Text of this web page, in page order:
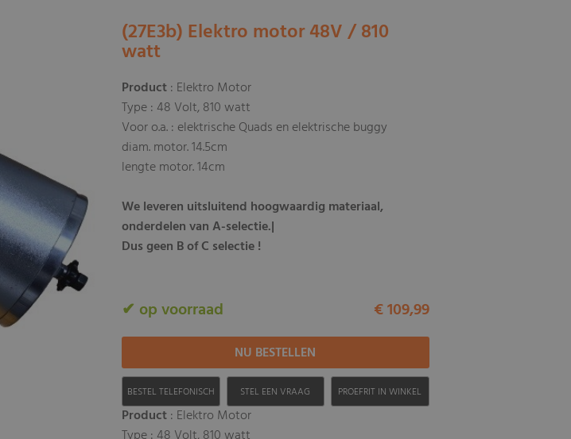
(27E3b) Elektro motor 48V / 810
watt
Product: Elektro Motor
Type : 48 Volt, 810 watt
Voor o.a. : elektrische Quads en elektrische buggy
diam. motor. 14.5cm
lengte motor. 14cm
We leveren uitsluitend hoogwaardig materiaal,
onderdelen van A-selectie.|
Dus geen B of C selectie !
✔ op voorraad € 109,99
BESTEL TELEFONISCH STEL EEN VRAAG PROEFRIT IN WINKEL
Product: Elektro Motor